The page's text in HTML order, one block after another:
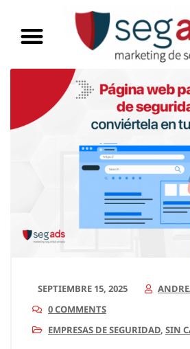
SEPTIEMBRE 15, 2025
0 COMMENTS
EMPRESAS DE SEGURIDAD, SIN